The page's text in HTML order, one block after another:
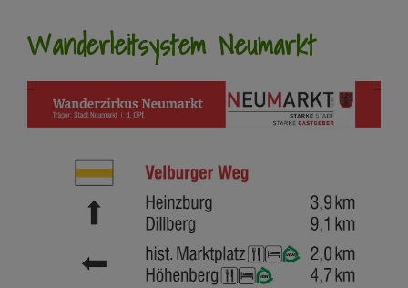
Wanderleitsystem Neumarkt